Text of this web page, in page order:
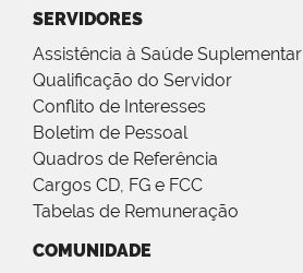
SERVIDORES
Assistência à Saúde Suplementar
Qualificação do Servidor
Conflito de Interesses
Boletim de Pessoal
Quadros de Referência
Cargos CD, FG e FCC
Tabelas de Remuneração
COMUNIDADE